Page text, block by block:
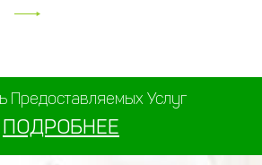
Предоставляемых Услуг
ПОДРОБНЕЕ